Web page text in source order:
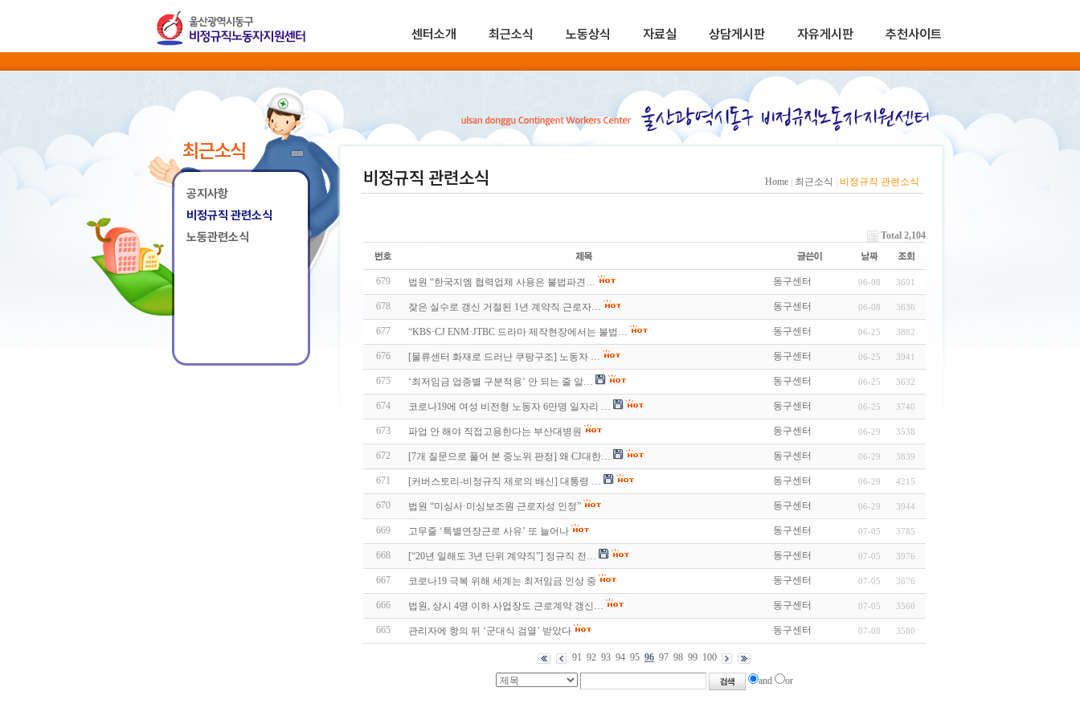
센터소개 최근소식 노동상식 자료실 상담게시판 자유게시판 추천사이트
최근소식
공지사항
비정규직 관련소식
노동관련소식
비정규직 관련소식 Home 최근소식 비정규직 관련소식
Total 2,104
679 법원 “한국지엠 협력업체 사용은 불법파견… 동구센터 06-08 3601
678 잦은 실수로 갱신 거절된 1년 계약직 근로자… 동구센터 06-08 3636
677 “KBS·CJ ENM·JTBC 드라마 제작현장에서는 불법… 동구센터 06-25 3882
676 [물류센터 화재로 드러난 쿠팡구조] 노동자 … 동구센터 06-25 3941
675 ‘최저임금 업종별 구분적용’ 안 되는 줄 알… 동구센터 06-25 3632
674 코로나19에 여성 비전형 노동자 6만명 일자리 … 동구센터 06-25 3740
673 파업 안 해야 직접고용한다는 부산대병원 동구센터 06-29 3538
672 [7개 질문으로 풀어 본 중노위 판정] 왜 CJ대한… 동구센터 06-29 3839
671 [커버스토리-비정규직 제로의 배신] 대통령 … 동구센터 06-29 4215
670 법원 “미싱사·미싱보조원 근로자성 인정” 동구센터 06-29 3944
669 고무줄 ‘특별연장근로 사유’ 또 늘어나 동구센터 07-05 3785
668 [“20년 일해도 3년 단위 계약직”] 정규직 전… 동구센터 07-05 3976
667 코로나19 극복 위해 세계는 최저임금 인상 중 동구센터 07-05 3676
666 법원, 상시 4명 이하 사업장도 근로계약 갱신… 동구센터 07-05 3560
665 관리자에 항의 뒤 ‘군대식 검열’ 받았다 동구센터 07-08 3580
91 92 93 94 95 96 97 98 99 100
and or